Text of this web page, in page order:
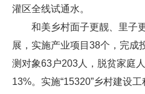
灌区全线试通水。
和美乡村面子更靓、里子
展，实施产业项目38个，完成
测对象63户203人，脱贫家庭
13%。实施“15320”乡村建设